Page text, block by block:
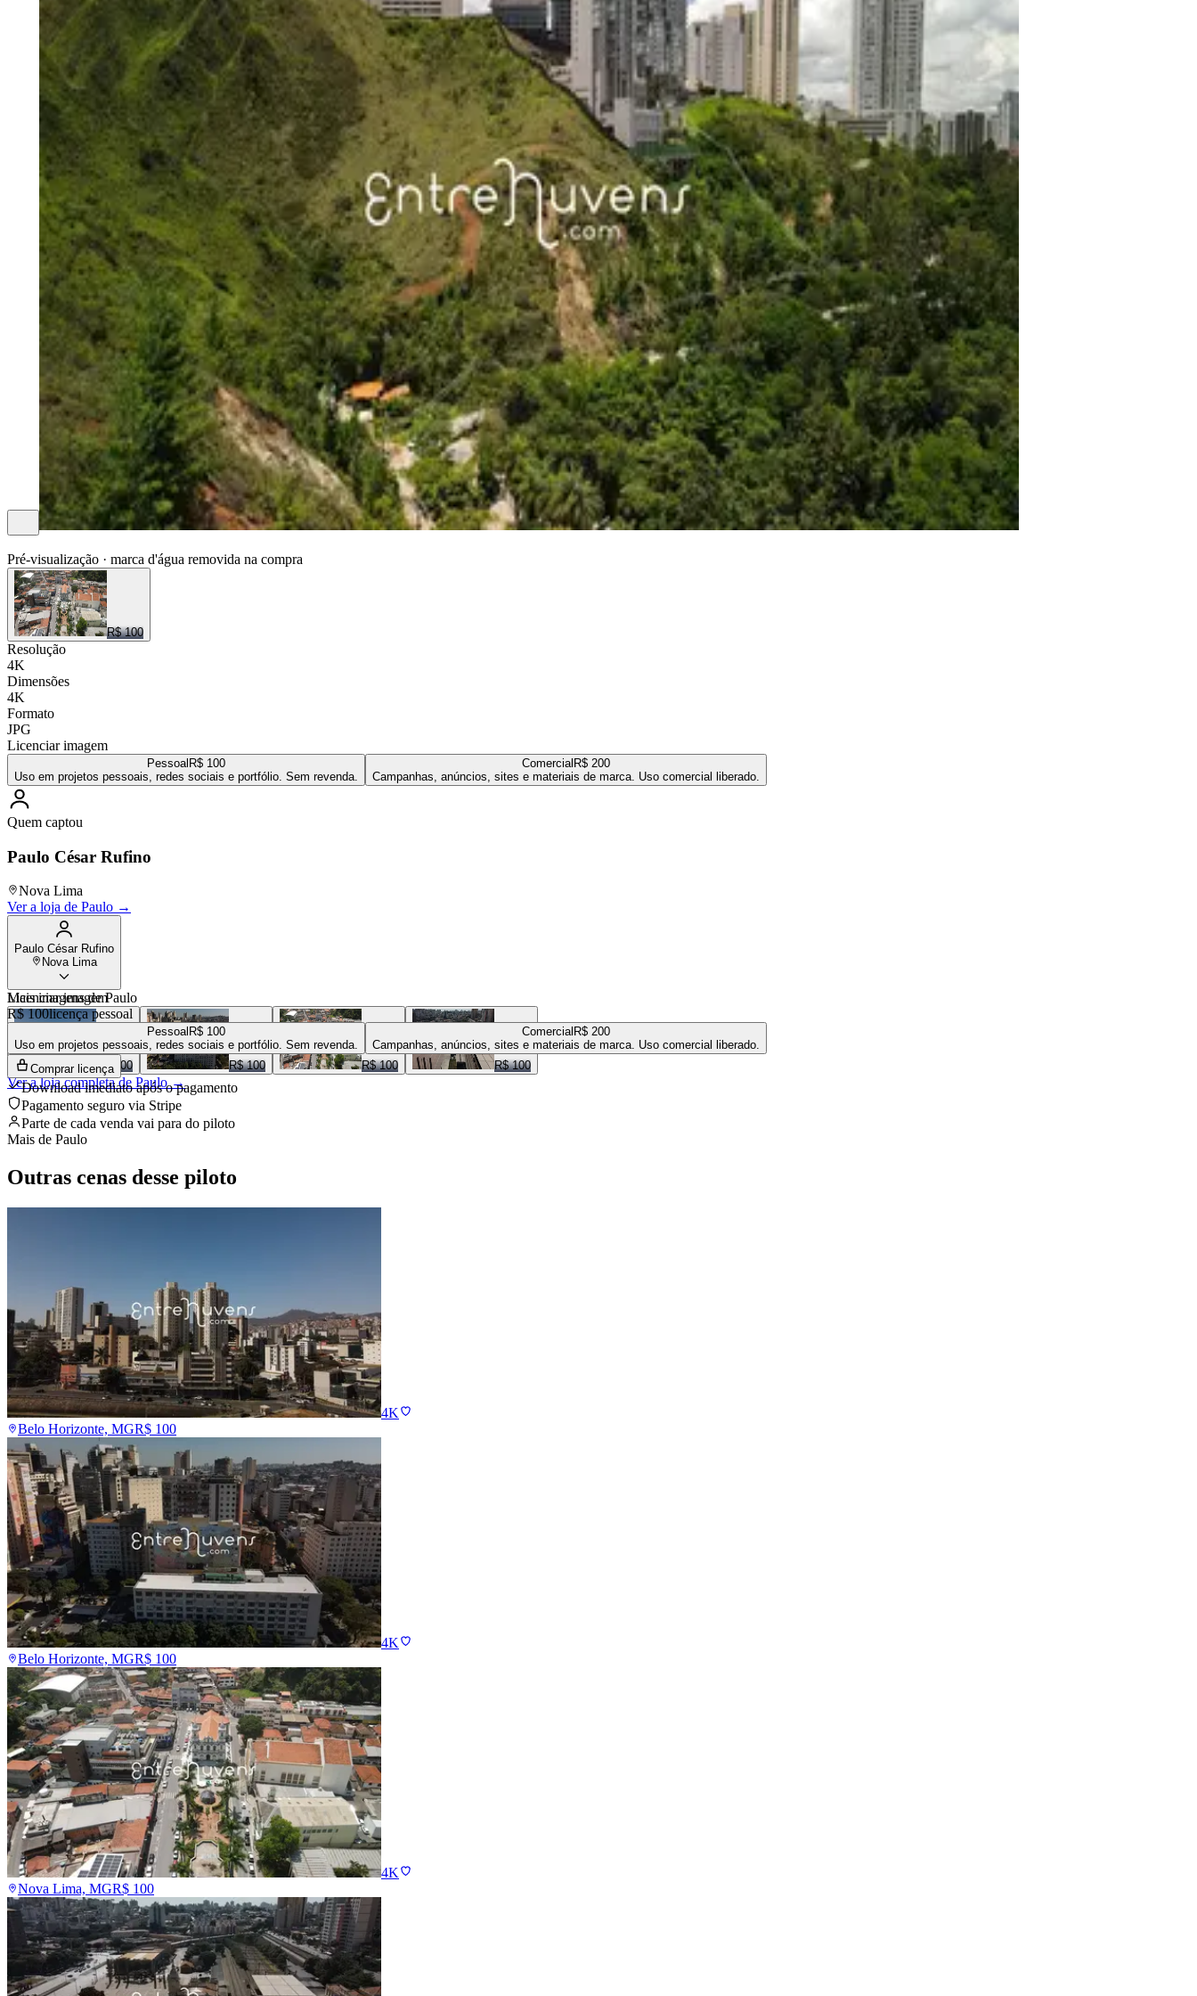
Pré-visualização · marca d'água removida na compra
R$ 100
Resolução
4K
Dimensões
4K
Formato
JPG
Licenciar imagem
Pessoal R$ 100
Uso em projetos pessoais, redes sociais e portfólio. Sem revenda.
Comercial R$ 200
Campanhas, anúncios, sites e materiais de marca. Uso comercial liberado.
Quem captou
Paulo César Rufino
Nova Lima
Ver a loja de Paulo →
Paulo César Rufino
Nova Lima
Mais imagens dePaulo
R$ 100 R$ 100 R$ 100 R$ 100
Ver a loja completa de Paulo→
Licenciar imagem
R$ 100licença pessoal
Pessoal R$ 100
Uso em projetos pessoais, redes sociais e portfólio. Sem revenda.
Comercial R$ 200
Campanhas, anúncios, sites e materiais de marca. Uso comercial liberado.
Comprar licença
Download imediato após o pagamento
Pagamento seguro via Stripe
Parte de cada venda vai para do piloto
Mais de Paulo
Outras cenas desse piloto
4K
Belo Horizonte, MGR$ 100
4K
Belo Horizonte, MGR$ 100
4K
Nova Lima, MGR$ 100